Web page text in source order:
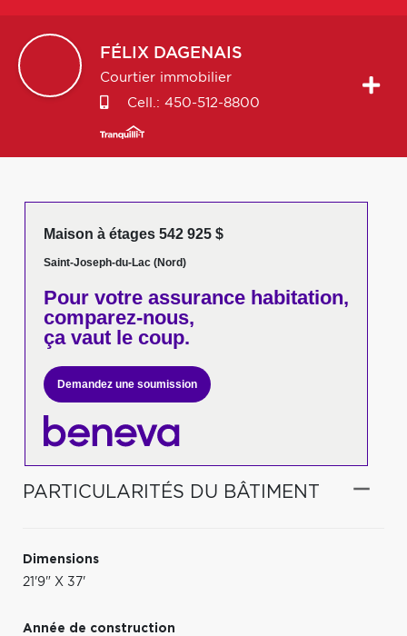
FÉLIX DAGENAIS
Courtier immobilier
Cell.: 450-512-8800
Maison à étages 542 925 $
Saint-Joseph-du-Lac (Nord)
Pour votreassurance habitation,
comparez-nous,
ça vaut le coup.
Demandez une soumission
PARTICULARITÉS DU BÂTIMENT
Dimensions
21'9" X 37'
Année de construction